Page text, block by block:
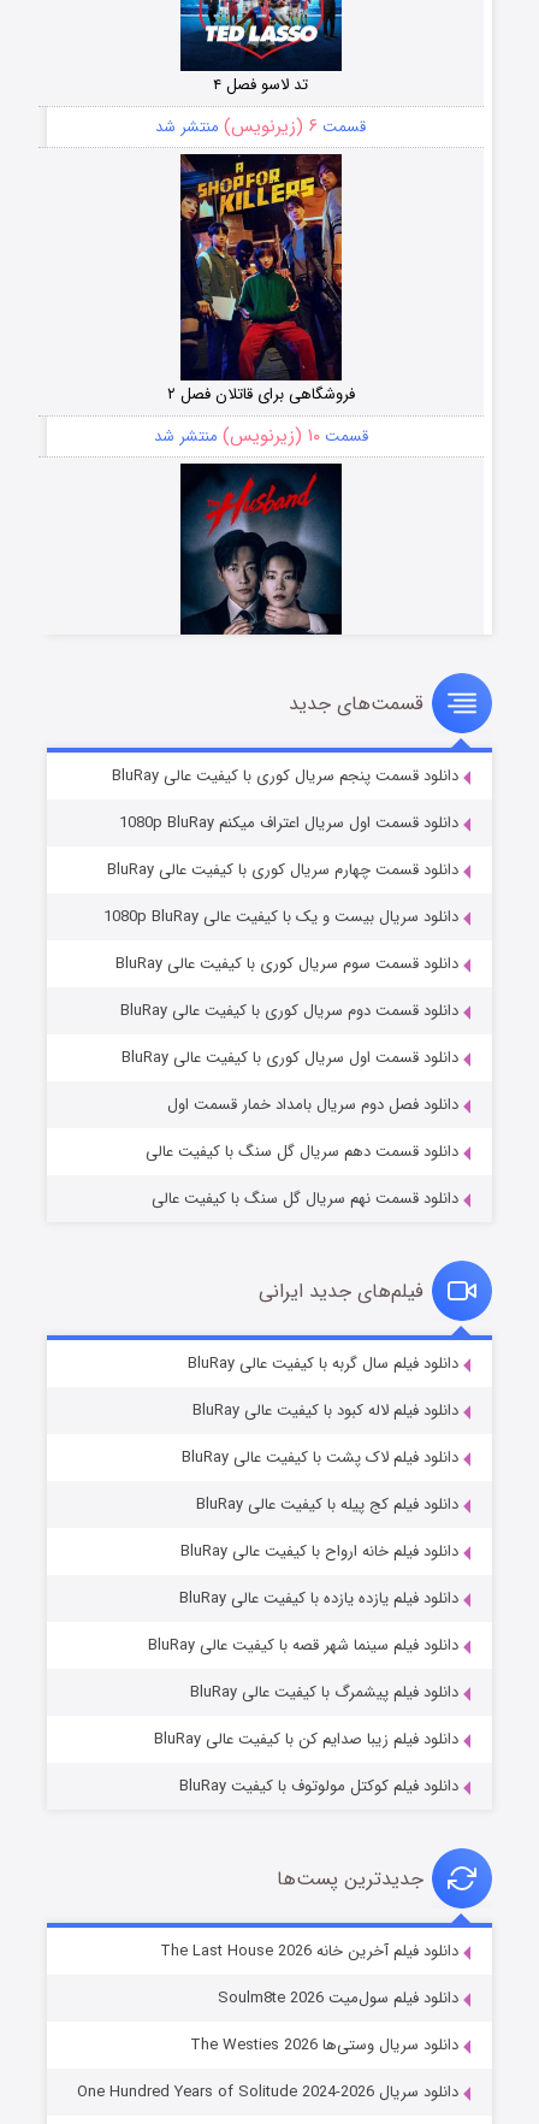
تد لاسو فصل ۴
قسمت ۶ (زیرنویس) منتشر شد
فروشگاهی برای قاتلان فصل ۲
قسمت۱۰ (زیرنویس) منتشر شد
قسمت۸ (زیرنویس) منتشر شد
عملیات آپارتمان
قسمت۲ (زیرنویس) منتشر شد
قسمت۲ (زیرنویس) منتشر شد
شوگر فصل ۲
قسمت‌های جدید
دانلود قسمت پنجم سریال کوری با کیفیت عالی BluRay
دانلود قسمت اول سریال اعتراف میکنم 1080p BluRay
دانلود قسمت چهارم سریال کوری با کیفیت عالی BluRay
دانلود سریال بیست و یک با کیفیت عالی 1080p BluRay
دانلود قسمت سوم سریال کوری با کیفیت عالی BluRay
دانلود قسمت دوم سریال کوری با کیفیت عالی BluRay
دانلود قسمت اول سریال کوری با کیفیت عالی BluRay
دانلود فصل دوم سریال بامداد خمار قسمت اول
دانلود قسمت دهم سریال گل سنگ با کیفیت عالی
دانلود قسمت نهم سریال گل سنگ با کیفیت عالی
فیلم‌های جدید ایرانی
دانلود فیلم سال گربه با کیفیت عالی BluRay
دانلود فیلم لاله کبود با کیفیت عالی BluRay
دانلود فیلم لاک پشت با کیفیت عالی BluRay
دانلود فیلم کج‌ پیله با کیفیت عالی BluRay
دانلود فیلم خانه ارواح با کیفیت عالی BluRay
دانلود فیلم یازده یازده با کیفیت عالی BluRay
دانلود فیلم سینما شهر قصه با کیفیت عالی BluRay
دانلود فیلم پیشمرگ با کیفیت عالی BluRay
دانلود فیلم زیبا صدایم کن با کیفیت عالی BluRay
دانلود فیلم کوکتل مولوتوف با کیفیت BluRay
جدیدترین پست‌ها
دانلود فیلم آخرین خانه The Last House 2026
دانلود فیلم سول‌میت Soulm8te 2026
دانلود سریال وستی‌ها The Westies 2026
دانلود سریال One Hundred Years of Solitude 2024-2026